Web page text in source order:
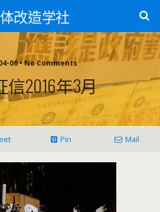
改造学社
2016-04-06 • No Comments
信2016年3月
Pin Mail